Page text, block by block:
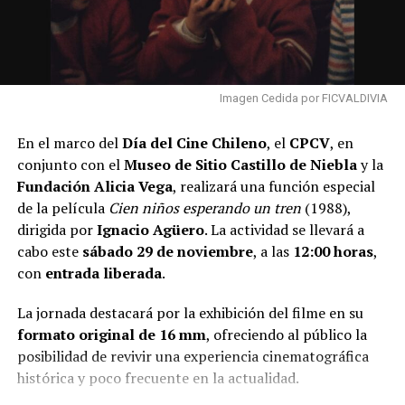
personas con discapacidad.
Las actividades también contemplan espacios
especialmente pensados para las infancias, entre ellos
cuentacuentos y la presentación de la obra de títeres
La directora general de Fundación Teletón, María José
Zaldívar, destacó la importancia de abrir los institutos a
la comunidad durante esta fecha.
“Queremos que las personas puedan conocer de cerca
cómo trabajamos por la rehabilitación, la inclusión y la
Abrir nuestros institutos en el Día del Patrimonio es
también una forma de mostrar que Teletón es parte de
la historia y de la identidad de Chile”, señaló.
Imagen Cedida por FICVALDIVIA
En el marco delDía del Cine Chileno, el CPCV, en
conjunto con elMuseo de Sitio Castillo de Nieblay la
Fundación Alicia Vega, realizará una función especial
de la película Cien niños esperando un tren(1988),
dirigida porIgnacio Agüero. La actividad se llevará a
cabo este sábado 29 de noviembre, a las 12:00 horas,
con entrada liberada.
La jornada destacará por la exhibición del filme en su
formato original de 16 mm, ofreciendo al público la
posibilidad de revivir una experiencia cinematográfica
histórica y poco frecuente en la actualidad.